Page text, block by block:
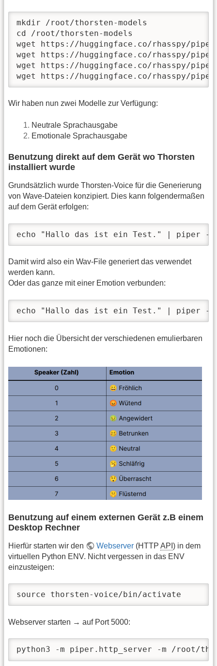
mkdir /root/thorsten-models
cd /root/thorsten-models
wget https://huggingface.co/rhasspy/piper-
wget https://huggingface.co/rhasspy/piper-
wget https://huggingface.co/rhasspy/
wget https://huggingface.co/rhasspy/
Wir haben nun zwei Modelle zur Verfügung:
Neutrale Sprachausgabe
Emotionale Sprachausgabe
Benutzung direkt auf dem Gerät wo Thorsten
installiert wurde
Grundsätzlich wurde Thorsten-Voice für die Generierung
von Wave-Dateien konzipiert. Dies kann folgendermaßen
auf dem Gerät erfolgen:
echo "Hallo das ist ein Test." | piper -m /
Damit wird also ein Wav-File generiert das verwendet
werden kann.
Oder das ganze mit einer Emotion verbunden:
echo "Hallo das ist ein Test." | piper -m /
Hier noch die Übersicht der verschiedenen emulierbaren
Emotionen:
Benutzung auf einem externen Gerät z.B einem
Desktop Rechner
Hierfür starten wir den Webserver (HTTPAPI) in dem
virtuellen Python ENV. Nicht vergessen in das ENV
einzusteigen:
source thorsten-voice/bin/activate
Webserver starten → auf Port 5000:
python3 -m piper.http_server -m /root/